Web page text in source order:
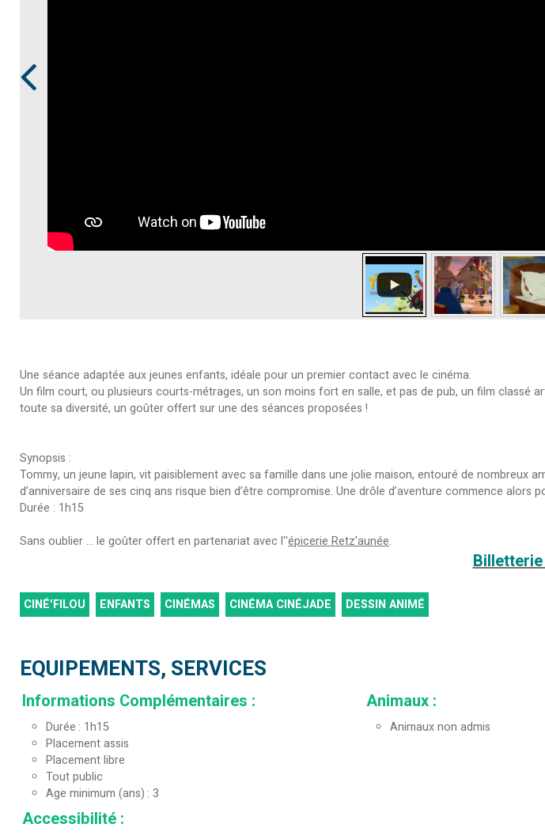
Une séance adaptée aux jeunes enfants, idéale pour un premier contact avec le cinéma.
Un film court, ou plusieurs courts-métrages, un son moins fort en salle, et pas de pub, un film
toute sa diversité, un goûter offert sur une des séances proposées !
Synopsis :
Tommy, un jeune lapin, vit paisiblement avec sa famille dans une jolie maison, entouré de nombreux
d’anniversaire de ses cinq ans risque bien d’être compromise. Une drôle d’aventure commence alors
Durée : 1h15
Sans oublier ... le goûter offert en partenariat avec l''épicerie Retz'aunée.
Billetterie
CINÉ'FILOU ENFANTS CINÉMAS CINÉMA CINÉJADE DESSIN ANIMÉ
EQUIPEMENTS, SERVICES
Informations Complémentaires :
Durée 1h15
Placement assis
Placement libre
Tout public
Age minimum (ans) 3
Accessibilité :
Animaux :
Animaux non admis